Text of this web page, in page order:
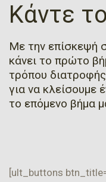
Κάντε
Με την επίσκεψή
κάνει το πρώτο
τρόπου
για να κλείσουμε
το επόμενο βήμα
[ult_buttons